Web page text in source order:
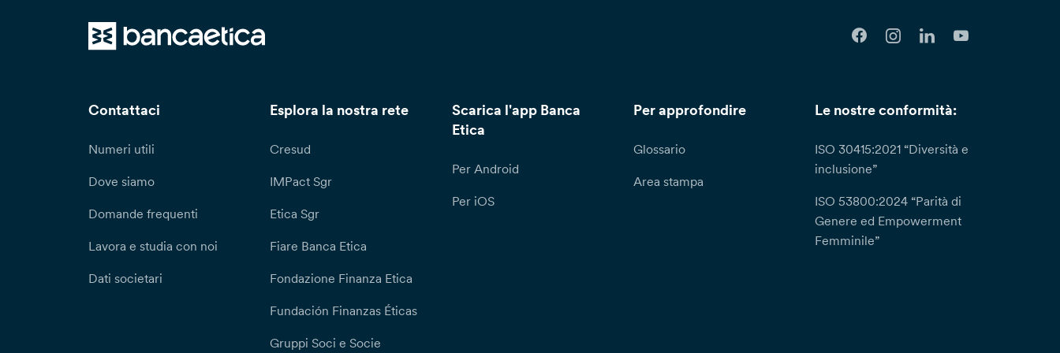
Contattaci
Numeri utili
Dove siamo
Domande frequenti
Lavora e studia con noi
Dati societari
Esplora la nostra rete
Cresud
IMPact Sgr
Etica Sgr
Fiare Banca Etica
Fondazione Finanza Etica
Fundación Finanzas Éticas
Gruppi Soci e Socie
Scarica l'app Banca
Etica
Per Android
Per iOS
Per approfondire
Glossario
Area stampa
Le nostre conformità:
ISO 30415:2021 “Diversità e
inclusione”
ISO 53800:2024 “Parità di
Genere ed Empowerment
Femminile”